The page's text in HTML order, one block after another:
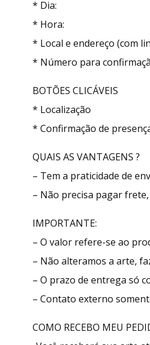
* Dia:
* Hora:
* Local e endereço (com
* Número para
BOTÕES CLICÁVEIS
* Localização
* Confirmação de
QUAIS AS VANTAGENS ?
– Tem a praticidade de
– Não precisa pagar
IMPORTANTE:
– O valor refere-se ao
– Não alteramos a arte,
– O prazo de entrega só
– Contato externo
COMO RECEBO MEU